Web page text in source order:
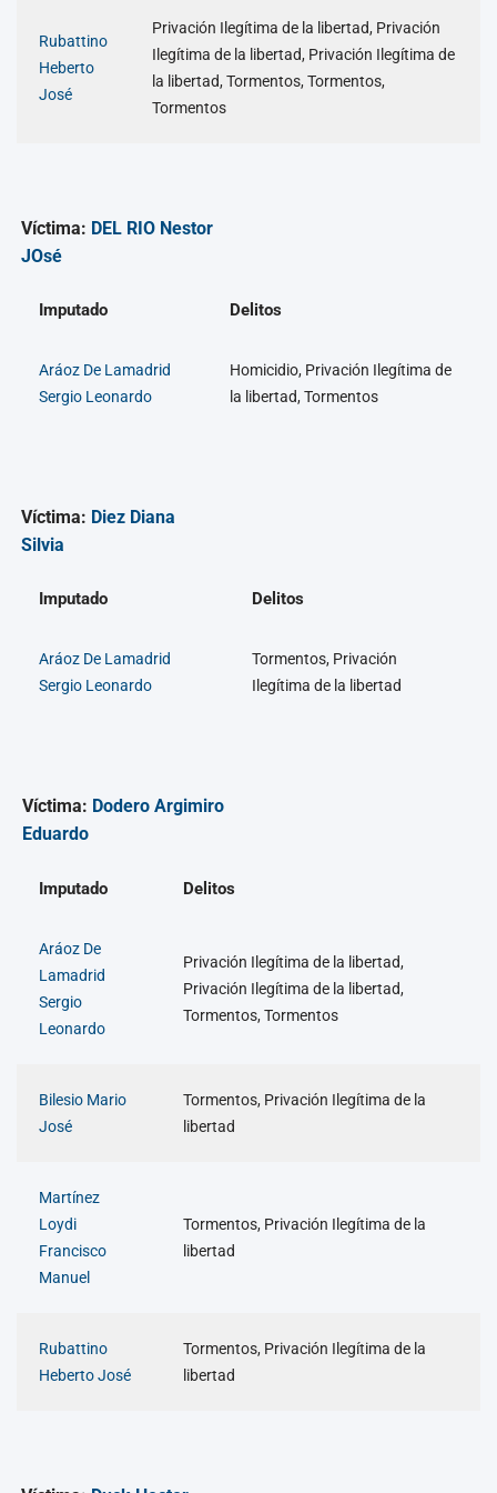
Rubattino
Heberto
José
Privación Ilegítima de la libertad, Privación
Ilegítima de la libertad, Privación Ilegítima de
la libertad, Tormentos, Tormentos,
Tormentos
Víctima: DEL RIO Nestor
JOsé
Imputado Delitos
Aráoz De Lamadrid
Sergio Leonardo
Homicidio, Privación Ilegítima de
la libertad, Tormentos
Víctima: Diez Diana
Silvia
Imputado Delitos
Aráoz De Lamadrid
Sergio Leonardo
Tormentos, Privación
Ilegítima de la libertad
Víctima: Dodero Argimiro
Eduardo
Imputado Delitos
Aráoz De
Lamadrid
Sergio
Leonardo
Privación Ilegítima de la libertad,
Privación Ilegítima de la libertad,
Tormentos, Tormentos
Bilesio Mario
José
Tormentos, Privación Ilegítima de la
libertad
Martínez
Loydi
Francisco
Manuel
Tormentos, Privación Ilegítima de la
libertad
Rubattino
Heberto José
Tormentos, Privación Ilegítima de la
libertad